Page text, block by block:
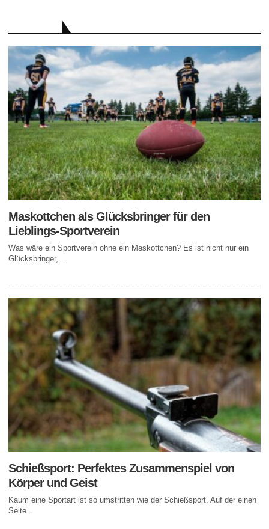
Maskottchen als Glücksbringer für den
Lieblings-Sportverein
Was wäre ein Sportverein ohne ein Maskottchen? Es ist nicht nur ein
Glücksbringer,...
Schießsport: Perfektes Zusammenspiel von
Körper und Geist
Kaum eine Sportart ist so umstritten wie der Schießsport. Auf der einen
Seite...